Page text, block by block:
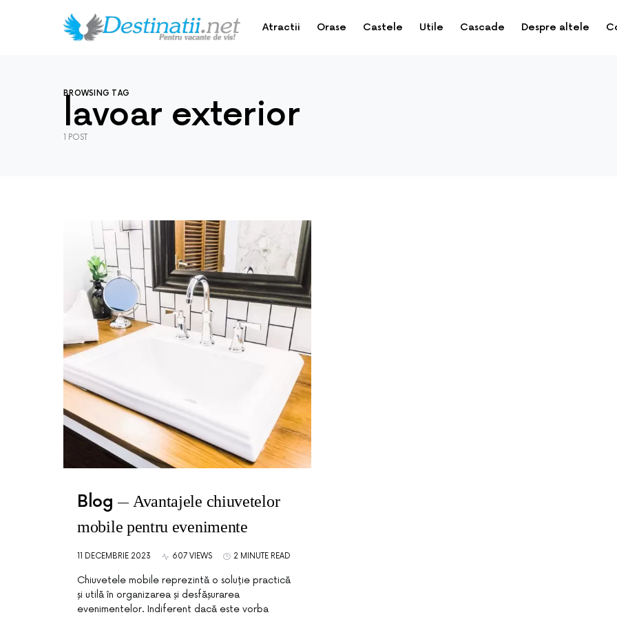
Atractii Orase Castele Utile Cascade Despre altele
BROWSING TAG
lavoar exterior
1 POST
Blog
Avantajele chiuvetelor
mobile pentru evenimente
11 DECEMBRIE 2023 607 VIEWS 2 MINUTE READ
Chiuvetele mobile reprezintă o soluție practică
și utilă în organizarea și desfășurarea
evenimentelor. Indiferent dacă este vorba